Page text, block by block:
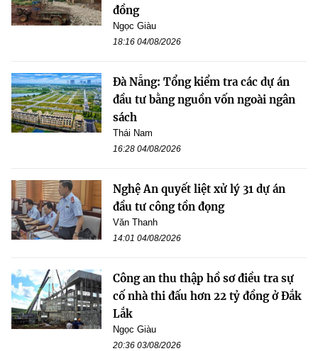
đồng
Ngọc Giàu
18:16 04/08/2026
Đà Nẵng: Tổng kiểm tra các dự án
đầu tư bằng nguồn vốn ngoài ngân
sách
Thái Nam
16:28 04/08/2026
Nghệ An quyết liệt xử lý 31 dự án
đầu tư công tồn đọng
Văn Thanh
14:01 04/08/2026
Công an thu thập hồ sơ điều tra sự
cố nhà thi đấu hơn 22 tỷ đồng ở Đắk
Lắk
Ngọc Giàu
20:36 03/08/2026